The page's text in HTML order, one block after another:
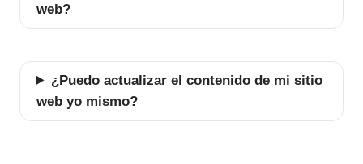
web?
¿Puedo actualizar el contenido de mi sitio
web yo mismo?